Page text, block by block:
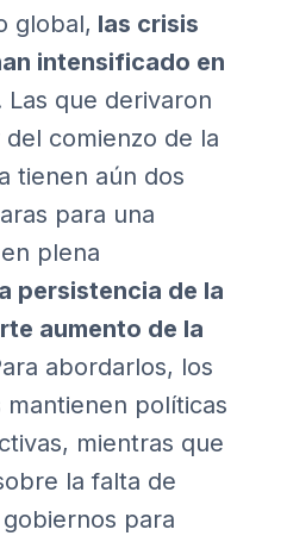
global, las crisis
intensificado en
Las que derivaron
comienzo de la
tienen aún dos
para una
plena
persistencia de la
aumento de la
abordarlos, los
políticas
mientras que
la falta de
para